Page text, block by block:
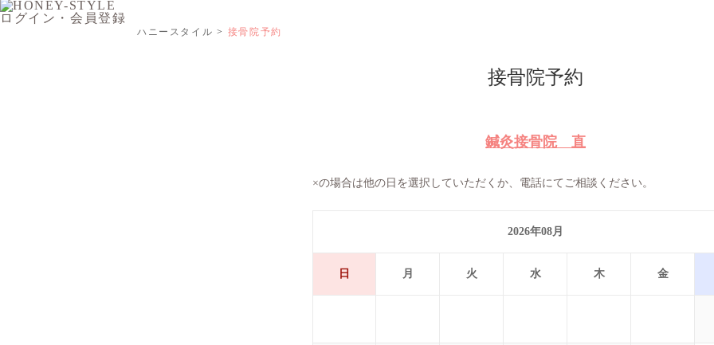
ログイン・会員登録
ハニースタイル 接骨院予約
接骨院予約
鍼灸接骨院 直
×の場合は他の日を選択していただくか、電話にてご相談ください。
2026年08月
日 月 火 水 木 金